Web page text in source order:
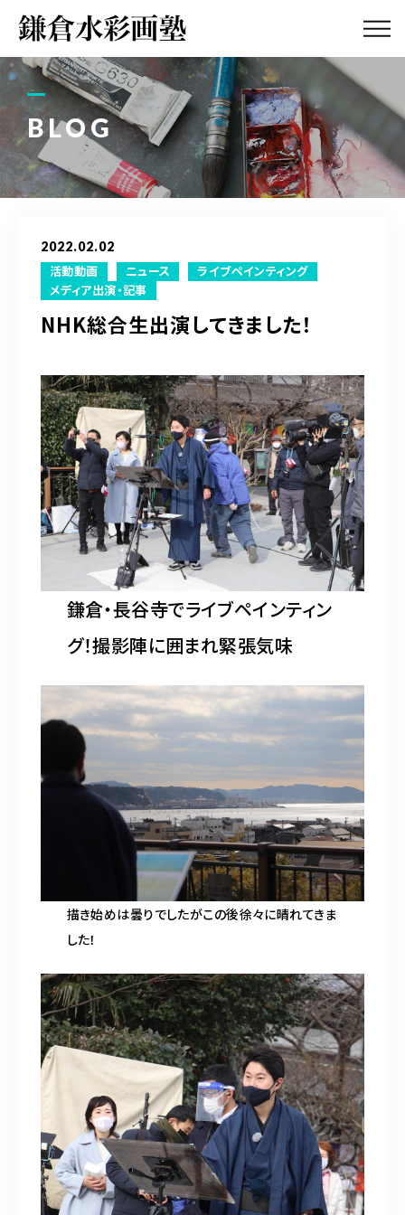
BLOG
2022.02.02
活動動画 ニュース
ライブペインティング
メディア出演・記事
NHK総合生出演してきました！
鎌倉・長谷寺でライブペインティン
グ！撮影陣に囲まれ緊張気味
描き始めは曇りでしたがこの後徐々に晴れてきま
した！
ABOUT
画塾紹介・
アクセス
LESSON
教室案内
PROFILE
塾長紹介
BLOG
ATELIER
水彩ブログ
CONTACT
お問い合わせ
MEMBER
塾生専用
体験レッスンの申込み
取材・制作のご依頼 作品購入